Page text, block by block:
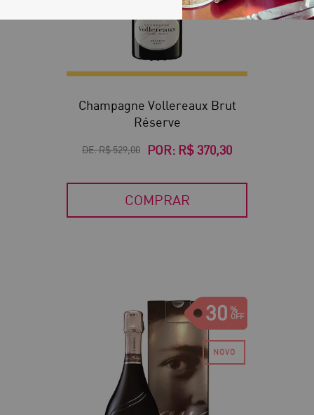
Champagne Vollereaux Brut
Réserve
DE:R$ 529,00 POR: R$ 370,30
COMPRAR
30